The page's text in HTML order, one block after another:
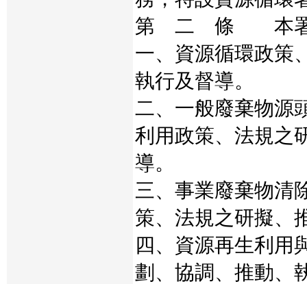
第 二 條 本署
一、資源循環政策
執行及督導。
二、一般廢棄物源
利用政策、法規之
導。
三、事業廢棄物清
策、法規之研擬、
四、資源再生利用
劃、協調、推動、